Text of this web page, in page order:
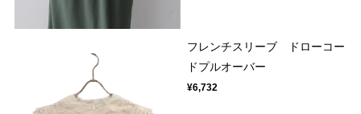
フレンチスリーブ ドローコー
ドプルオーバー
¥6,732